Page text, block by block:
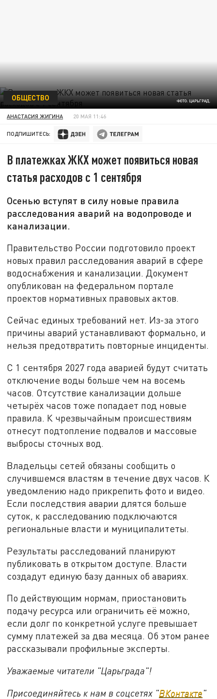
ФОТО: ЦАРЬГРАД.
ОБЩЕСТВО
АНАСТАСИЯ ЖИГИНА 20 МАЯ 11:46
ПОДПИШИТЕСЬ:
В платежках ЖКХ может появиться новая
статья расходов с 1 сентября
Осенью вступят в силу новые правила
расследования аварий на водопроводе и
канализации.
Правительство России подготовило проект
новых правил расследования аварий в сфере
водоснабжения и канализации. Документ
опубликован на федеральном портале
проектов нормативных правовых актов.
Сейчас единых требований нет. Из-за этого
причины аварий устанавливают формально, и
нельзя предотвратить повторные инциденты.
С 1 сентября 2027 года аварией будут считать
отключение воды больше чем на восемь
часов. Отсутствие канализации дольше
четырёх часов тоже попадает под новые
правила. К чрезвычайным происшествиям
отнесут подтопление подвалов и массовые
выбросы сточных вод.
Владельцы сетей обязаны сообщить о
случившемся властям в течение двух часов. К
уведомлению надо прикрепить фото и видео.
Если последствия аварии длятся больше
суток, к расследованию подключаются
региональные власти и муниципалитеты.
Результаты расследований планируют
публиковать в открытом доступе. Власти
создадут единую базу данных об авариях.
По действующим нормам, приостановить
подачу ресурса или ограничить её можно,
если долг по конкретной услуге превышает
сумму платежей за два месяца. Об этом ранее
рассказывали профильные эксперты.
Уважаемые читатели "Царьграда"!
Присоединяйтесь к нам в соцсетях "ВКонтакте"